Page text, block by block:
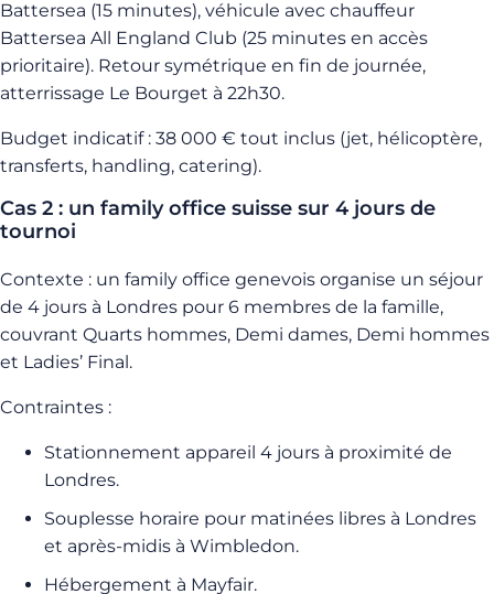
Battersea (15 minutes), véhicule avec chauffeur
Battersea All England Club (25 minutes en accès
prioritaire). Retour symétrique en fin de journée,
atterrissage Le Bourget à 22h30.
Budget indicatif : 38 000 € tout inclus (jet, hélicoptère,
transferts, handling, catering).
Cas 2 : un family office suisse sur 4 jours de
tournoi
Contexte : un family office genevois organise un séjour
de 4 jours à Londres pour 6 membres de la famille,
couvrant Quarts hommes, Demi dames, Demi hommes
et Ladies’ Final.
Contraintes :
Stationnement appareil 4 jours à proximité de
Londres.
Souplesse horaire pour matinées libres à Londres
et après-midis à Wimbledon.
Hébergement à Mayfair.